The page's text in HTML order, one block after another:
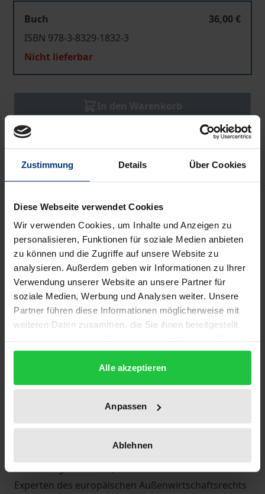
Zustimmung Details Über Cookies
Diese Webseite verwendet Cookies
Wir verwenden Cookies, um Inhalte und Anzeigen zu
personalisieren, Funktionen für soziale Medien anbieten
zu können und die Zugriffe auf unsere Website zu
analysieren. Außerdem geben wir Informationen zu Ihrer
Verwendung unserer Website an unsere Partner für
soziale Medien, Werbung und Analysen weiter. Unsere
Partner führen diese Informationen möglicherweise mit
weiteren Daten zusammen, die Sie ihnen bereitgestellt
gesammelt haben.
Alle akzeptieren
Anpassen
Ablehnen
Buch
36,00 €
ISBN 978-3-8329-1832-3
Nicht lieferbar
In den Warenkorb
Zur Wunschliste hinzufügen
Hinweise zu Versandkosten
Beschreibung
Mit einem Verfassungsvertrag (EVV) würde die
Europäische Union in eine neue Phase der
Integration eintreten. Die Gemeinsame
Handelspolitik bildet dabei nach wie vor eine der
tragenden Säulen der europäischen Integration und
das wesentliche außenpolitische Handlungsfeld der
EGV) werden durch den bisher geplanten EVV
grundlegend neu gefasst. So wird der
Anwendungsbereich der GHP erweitert und diese
ausdrücklich zu einer ausschließlichen Kompetenz
auswärtige Handeln der Union insgesamt integriert.
Der vorliegende Band, der die Referate führender
Experten des europäischen Außenwirtschaftsrechts